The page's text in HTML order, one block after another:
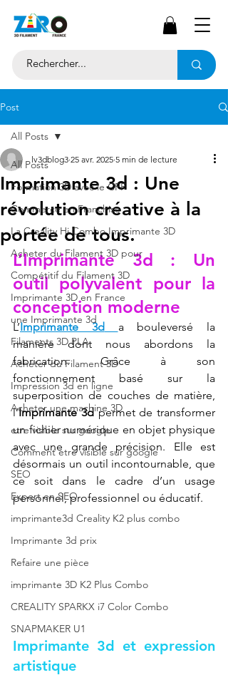
Post
All Posts
Formation 3D avec le CPF
Commerce en Franchise
La Creality Hi Combo Imprimante 3D
Acheter du Filament 3D pour
Compétitif du Filament 3D
Imprimante 3D en France
une Imprimante 3d
Filaments 3D PLA
Acheter du Filament 3D
Impression 3d en ligne
Acheter une machine 3D
etre visible sur google
Comment etre visible sur google
SEO
Expert en SEO
imprimante3d Creality K2 plus combo
Imprimante 3d prix
Refaire une pièce
imprimante 3D K2 Plus Combo
CREALITY SPARKX i7 Color Combo
SNAPMAKER U1
All Posts
Imprimante 3d : Une
révolution créative à la
portée de tous.
lv3dblog3 25 avr. 2025 5 min de lecture
L’Imprimante 3d : Un
outil polyvalent pour la
conception moderne
L’Imprimante 3d
a bouleversé la
manière dont nous abordons la
fabrication. Grâce à son
fonctionnement basé sur la
superposition de couches de matière,
l’Imprimante 3d permet de transformer
un fichier numérique en objet physique
avec une grande précision. Elle est
désormais un outil incontournable, que
ce soit dans le cadre d’un usage
personnel, professionnel ou éducatif.
Imprimante 3d et expression
artistique